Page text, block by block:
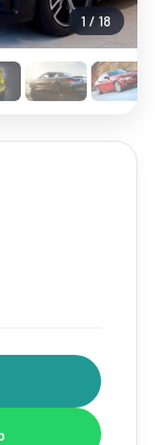
1 / 18